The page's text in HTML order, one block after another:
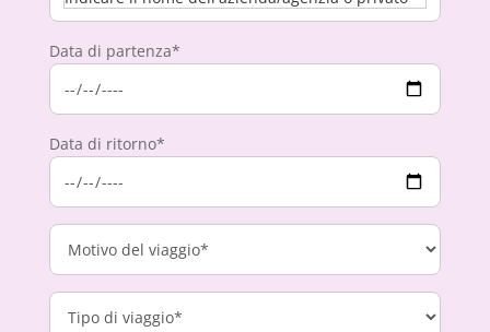
Data di partenza*
Data di ritorno*